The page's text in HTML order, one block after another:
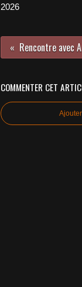
2026
COMMENTER CET